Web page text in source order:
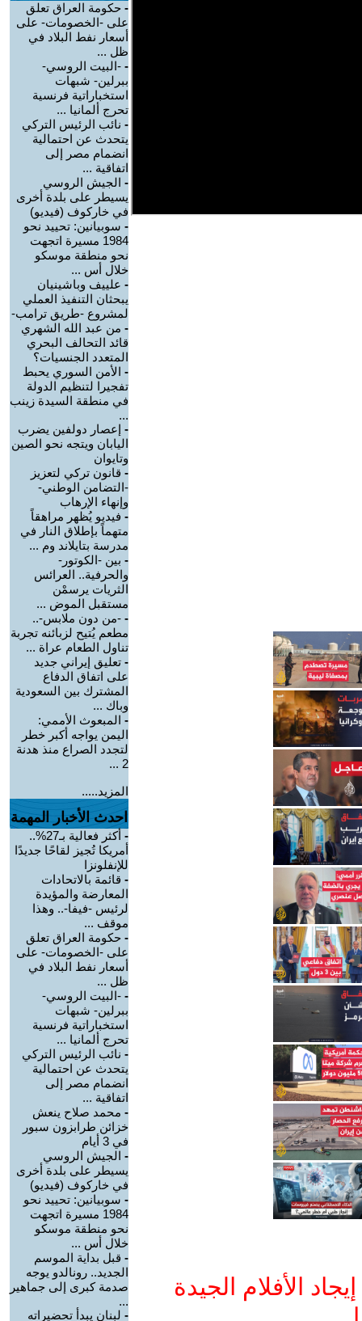
الأفلام الجيدة
- حكومة العراق تعلق
على -الخصومات- على
أسعار نفط البلاد في
ظل ...
- -البيت الروسي-
ببرلين- شبهات
استخباراتية فرنسية
تحرج ألمانيا ...
- نائب الرئيس التركي
يتحدث عن احتمالية
انضمام مصر إلى
اتفاقية ...
- الجيش الروسي
يسيطر على بلدة أخرى
في خاركوف (فيديو)
- سوبيانين: تحييد نحو
1984 مسيرة اتجهت
نحو منطقة موسكو
خلال أس ...
- علييف وباشينيان
يبحثان التنفيذ العملي
لمشروع -طريق ترامب-
- من عبد الله الشهري
قائد التحالف البحري
المتعدد الجنسيات؟
- الأمن السوري يحبط
تفجيرا لتنظيم الدولة
في منطقة السيدة زينب
...
- إعصار دولفين يضرب
اليابان ويتجه نحو الصين
وتايوان
- قانون تركي لتعزيز
-التضامن الوطني-
وإنهاء الإرهاب
- فيديو يُظهر مراهقاً
متهماً بإطلاق النار في
مدرسة بتايلاند وم ...
- بين -الكوتور-
والحرفية.. العرائس
الثريات يرسمْن
مستقبل الموض ...
- -من دون ملابس-..
مطعم يُتيح لزبائنه تجربة
تناول الطعام عراة ...
- تعليق إيراني جديد
على اتفاق الدفاع
المشترك بين السعودية
وباك ...
- المبعوث الأممي:
اليمن يواجه أكبر خطر
لتجدد الصراع منذ هدنة
2 ...
المزيد.....
احدث الأخبار المهمة
-
أكثر فعالية بـ27%..
أمريكا تُجيز لقاحًا جديدًا
للإنفلونزا
- قائمة بالاتحادات
المعارضة والمؤيدة
لرئيس -فيفا-.. وهذا
موقف ...
- حكومة العراق تعلق
على -الخصومات- على
أسعار نفط البلاد في
ظل ...
- -البيت الروسي-
ببرلين- شبهات
استخباراتية فرنسية
تحرج ألمانيا ...
- نائب الرئيس التركي
يتحدث عن احتمالية
انضمام مصر إلى
اتفاقية ...
- محمد صلاح ينعش
خزائن طرابزون سبور
في 3 أيام
- الجيش الروسي
يسيطر على بلدة أخرى
في خاركوف (فيديو)
- سوبيانين: تحييد نحو
1984 مسيرة اتجهت
نحو منطقة موسكو
خلال أس ...
- قبل بداية الموسم
الجديد.. رونالدو يوجه
صدمة كبرى إلى جماهير
...
- لبنان يبدأ تحضيراته